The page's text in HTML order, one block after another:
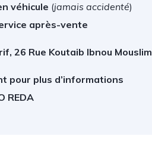
véhicule (jamais accidenté)
après-vente
26 Rue Koutaib Ibnou Mouslim
pour plus d’informations
REDA